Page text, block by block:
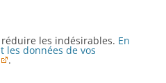
les indésirables. En
les données de vos
.